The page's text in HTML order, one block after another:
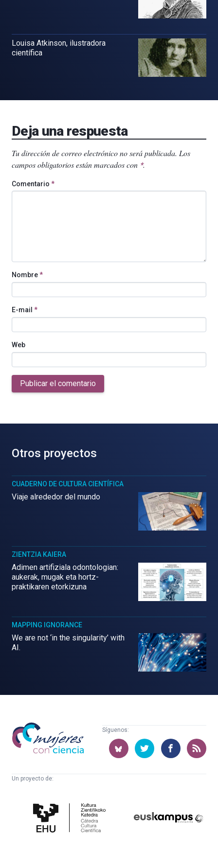
Louisa Atkinson, ilustradora
científica
Deja una respuesta
Tu dirección de correo electrónico no será publicada. Los
campos obligatorios están marcados con *.
Comentario *
Nombre*
E-mail *
Web
Publicar el comentario
Otros proyectos
CUADERNO DE CULTURA CIENTÍFICA
Viaje alrededor del mundo
ZIENTZIA KAIERA
Adimen artifiziala odontologian:
aukerak, mugak eta hortz-
praktikaren etorkizuna
MAPPING IGNORANCE
We are not ‘in the singularity’ with
AI.
Mujeres
con
ciencia
Síguenos:
Un proyecto de:
Cultura
Científica